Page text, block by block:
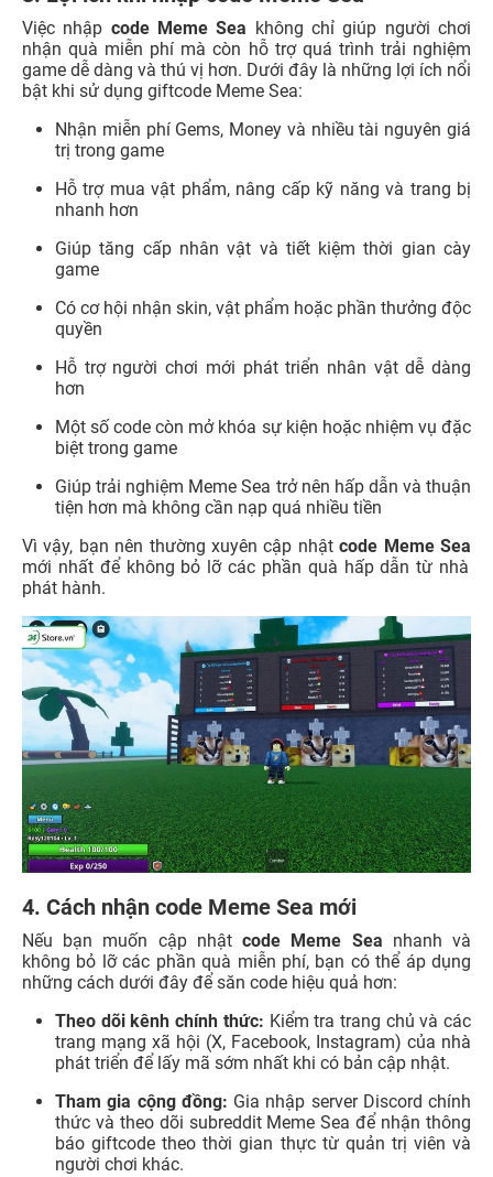
Việc nhập code Meme Sea không chỉ giúp người chơi
nhận quà miễn phí mà còn hỗ trợ quá trình trải nghiệm
game dễ dàng và thú vị hơn. Dưới đây là những lợi ích nổi
bật khi sử dụng giftcode Meme Sea:
Nhận miễn phí Gems, Money và nhiều tài nguyên giá
trị trong game
Hỗ trợ mua vật phẩm, nâng cấp kỹ năng và trang bị
nhanh hơn
Giúp tăng cấp nhân vật và tiết kiệm thời gian cày
game
Có cơ hội nhận skin, vật phẩm hoặc phần thưởng độc
quyền
Hỗ trợ người chơi mới phát triển nhân vật dễ dàng
hơn
Một số code còn mở khóa sự kiện hoặc nhiệm vụ đặc
biệt trong game
Giúp trải nghiệm Meme Sea trở nên hấp dẫn và thuận
tiện hơn mà không cần nạp quá nhiều tiền
Vì vậy, bạn nên thường xuyên cập nhậtcode Meme Sea
mới nhất để không bỏ lỡ các phần quà hấp dẫn từ nhà
phát hành.
4. Cách nhận code Meme Sea mới
Nếu bạn muốn cập nhậtcode Meme Sea nhanh và
không bỏ lỡ các phần quà miễn phí, bạn có thể áp dụng
những cách dưới đây để săn code hiệu quả hơn:
Theo dõi kênh chính thức: Kiểm tra trang chủ và các
trang mạng xã hội (X, Facebook, Instagram) của nhà
phát triển để lấy mã sớm nhất khi có bản cập nhật.
Tham gia cộng đồng: Gia nhập server Discord chính
thức và theo dõi subreddit Meme Sea để nhận thông
báo giftcode theo thời gian thực từ quản trị viên và
người chơi khác.